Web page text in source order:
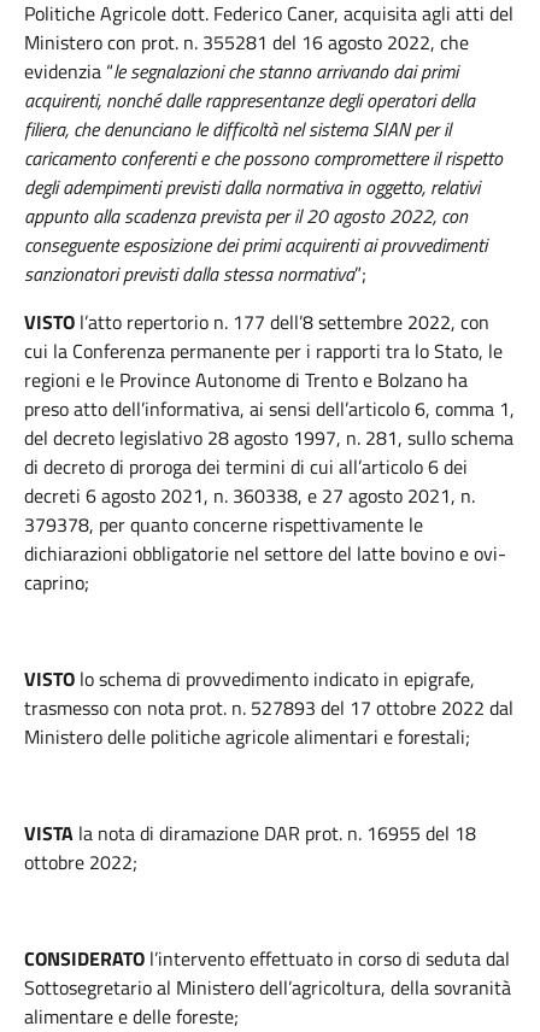
Politiche Agricole dott. Federico Caner, acquisita agli atti del
Ministero con prot. n. 355281 del 16 agosto 2022, che
evidenzia “le segnalazioni che stanno arrivando dai primi
acquirenti, nonché dalle rappresentanze degli operatori della
filiera, che denunciano le difficoltà nel sistema SIAN per il
caricamento conferenti e che possono compromettere il rispetto
degli adempimenti previsti dalla normativa in oggetto, relativi
appunto alla scadenza prevista per il 20 agosto 2022, con
conseguente esposizione dei primi acquirenti ai provvedimenti
sanzionatori previsti dalla stessa normativa”;
VISTO l’atto repertorio n. 177 dell’8 settembre 2022, con
cui la Conferenza permanente per i rapporti tra lo Stato, le
regioni e le Province Autonome di Trento e Bolzano ha
preso atto dell’informativa, ai sensi dell’articolo 6, comma 1,
del decreto legislativo 28 agosto 1997, n. 281, sullo schema
di decreto di proroga dei termini di cui all’articolo 6 dei
decreti 6 agosto 2021, n. 360338, e 27 agosto 2021, n.
379378, per quanto concerne rispettivamente le
dichiarazioni obbligatorie nel settore del latte bovino e ovi-
caprino;
VISTO lo schema di provvedimento indicato in epigrafe,
trasmesso con nota prot. n. 527893 del 17 ottobre 2022 dal
Ministero delle politiche agricole alimentari e forestali;
VISTA la nota di diramazione DAR prot. n. 16955 del 18
ottobre 2022;
CONSIDERATO l’intervento effettuato in corso di seduta dal
Sottosegretario al Ministero dell’agricoltura, della sovranità
alimentare e delle foreste;